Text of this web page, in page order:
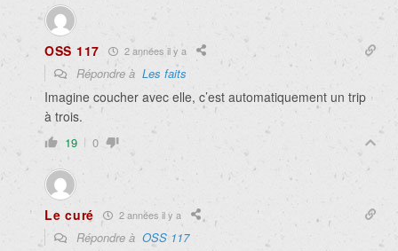
OSS 117 2 années il y a
Répondre à Les faits
Imagine coucher avec elle, c’est automatiquement un trip
à trois.
19 0
Le curé 2 années il y a
Répondre à OSS 117